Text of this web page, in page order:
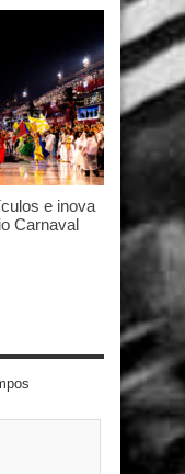
e inova
Carnaval